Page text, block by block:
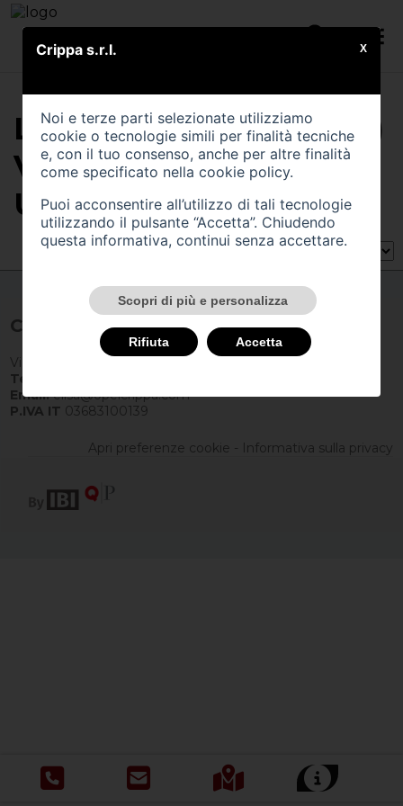
LA LISTA CONTIENE (0)
VEICOLI DI TIPO
USATO
Ordina per:
Crippa
Via 1° Maggio 27 - 23373 Missaglia (LC)
Tel:
Email:elisa@opelcrippa.com
P.IVA IT 03683100139
Apri preferenze cookie - Informativa sulla privacy
Crippa s.r.l.
Noi e terze parti selezionate utilizziamo
cookie o tecnologie simili per finalità tecniche
e, con il tuo consenso, anche per altre finalità
come specificato nella cookie policy.
Puoi acconsentire all’utilizzo di tali tecnologie
utilizzando il pulsante “Accetta”. Chiudendo
questa informativa, continui senza accettare.
Scopri di più e personalizza
Rifiuta Accetta
X